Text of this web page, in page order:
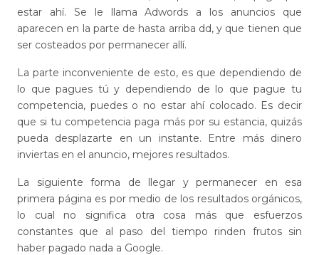
estar ahí. Se le llama Adwords a los anuncios que
aparecen en la parte de hasta arriba dd, y que tienen que
ser costeados por permanecer allí.
La parte inconveniente de esto, es que dependiendo de
lo que pagues tú y dependiendo de lo que pague tu
competencia, puedes o no estar ahí colocado. Es decir
que si tu competencia paga más por su estancia, quizás
pueda desplazarte en un instante. Entre más dinero
inviertas en el anuncio, mejores resultados.
La siguiente forma de llegar y permanecer en esa
primera página es por medio de los resultados orgánicos,
lo cual no significa otra cosa más que esfuerzos
constantes que al paso del tiempo rinden frutos sin
haber pagado nada a Google.